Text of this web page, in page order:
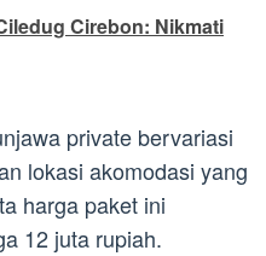
Cirebon: Nikmati
private bervariasi
lokasi akomodasi yang
harga paket ini
12 juta rupiah.